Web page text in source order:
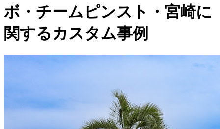
ボ・チームピンスト・宮崎に
関するカスタム事例